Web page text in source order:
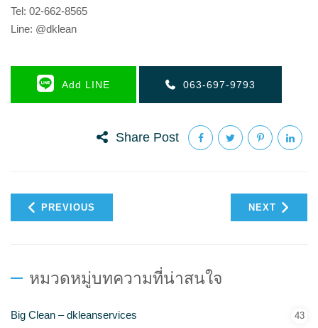
Tel: 02-662-8565
Line: @dklean
Add LINE 063-697-9793
Share Post
PREVIOUS NEXT
หมวดหมู่บทความที่น่าสนใจ
Big Clean – dkleanservices 43